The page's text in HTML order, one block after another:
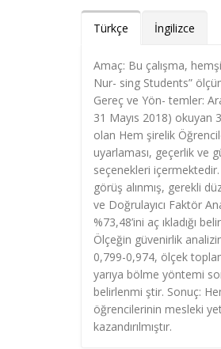
Türkçe İngilizce
Amaç: Bu çalışma,
Nur- sing Students”
Gereç ve Yön- temler:
31 Mayıs 2018) okuyan
olan Hem şirelik
uyarlaması, geçerlik ve
seçenekleri
görüş alınmış, gerekli
ve Doğrulayıcı Faktör
%73,48’ini aç ıkladığı
Ölçeğin güvenirlik
0,799-0,974, ölçek
yarıya bölme yöntemi
belirlenmi ştir. Sonuç:
öğrencilerinin mesleki
kazandırılmıştır.